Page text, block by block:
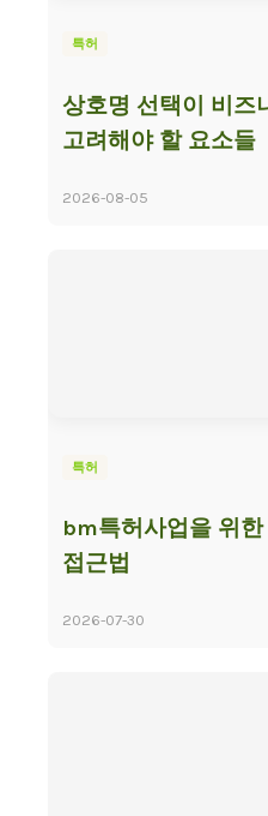
특허
상호명 선택이 비즈
고려해야 할 요소들
2026-08-05
특허
bm특허사업을 위
접근법
2026-07-30